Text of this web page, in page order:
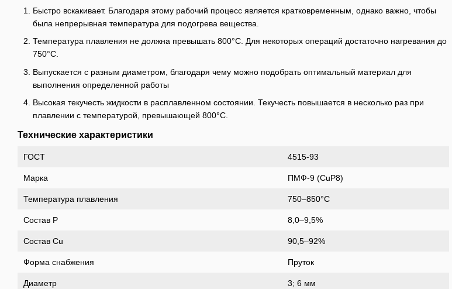
Быстро вскакивает. Благодаря этому рабочий процесс является кратковременным, однако важно, чтобы
была непрерывная температура для подогрева вещества.
Температура плавления не должна превышать 800°C. Для некоторых операций достаточно нагревания до
750°C.
Выпускается с разным диаметром, благодаря чему можно подобрать оптимальный материал для
выполнения определенной работы
Высокая текучесть жидкости в расплавленном состоянии. Текучесть повышается в несколько раз при
плавлении с температурой, превышающей 800°C.
Технические характеристики
ГОСТ 4515-93
Марка ПМФ-9 (CuP8)
Температура плавления 750–850°C
Состав P 8,0–9,5%
Состав Cu 90,5–92%
Форма снабжения Пруток
Диаметр 3; 6 мм